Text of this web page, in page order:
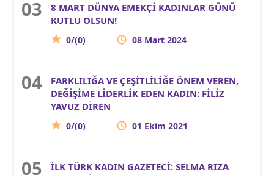
8 MART DÜNYA EMEKÇİ KADINLAR GÜNÜ
KUTLU OLSUN!
0/(0) 08 Mart 2024
FARKLILIĞA VE ÇEŞİTLİLİĞE ÖNEM VEREN,
DEĞİŞİME LİDERLİK EDEN KADIN: FİLİZ
YAVUZ DİREN
0/(0) 01 Ekim 2021
İLK TÜRK KADIN GAZETECİ: SELMA RIZA